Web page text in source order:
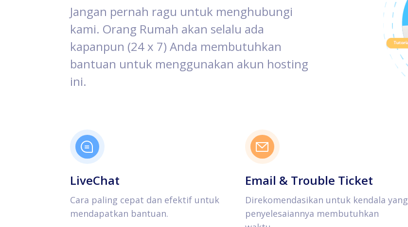
Jangan pernah ragu untuk menghubungi
kami. Orang Rumah akan selalu ada
kapanpun (24 x 7) Anda membutuhkan
bantuan untuk menggunakan akun hosting
ini.
LiveChat
Cara paling cepat dan efektif untuk
mendapatkan bantuan.
Email & Trouble Ticket
Direkomendasikan untuk kendala yang
penyelesaiannya membutuhkan